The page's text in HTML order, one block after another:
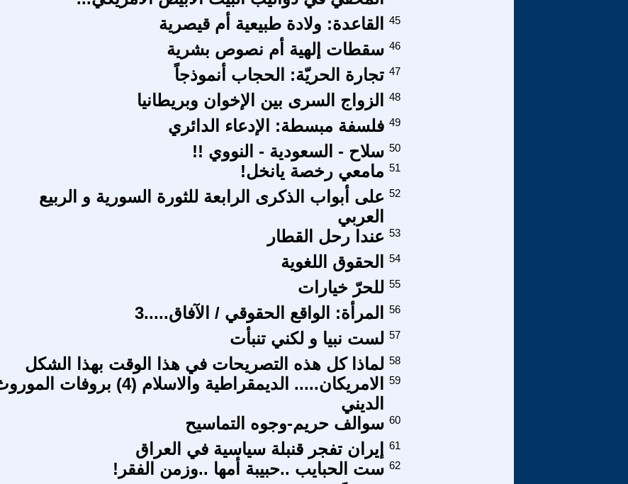
القاعدة: ولادة طبيعية أم قيصرية 45
سقطات إلهية أم نصوص بشرية 46
تجارة الحريّة: الحجاب أنموذجاً 47
الزواج السرى بين الإخوان وبريطانيا 48
فلسفة مبسطة: الإدعاء الدائري 49
سلاح - السعودية - النووي !! 50
مامعي رخصة يانخل! 51
على أبواب الذكرى الرابعة للثورة السورية و الربيع
العربي
52
عندا رحل القطار 53
الحقوق اللغوية 54
للحرّ خيارات 55
المرأة: الواقع الحقوقي / الآفاق.....3 56
لست نبيا و لكني تنبأت 57
لماذا كل هذه التصريحات في هذا الوقت بهذا الشكل 58
الامريكان..... الديمقراطية والاسلام (4) بروفات
الديني
59
سوالف حريم-وجوه التماسيح 60
إيران تفجر قنبلة سياسية في العراق
61
ست الحبايب ..حبيبة أمها ..وزمن الفقر! 62